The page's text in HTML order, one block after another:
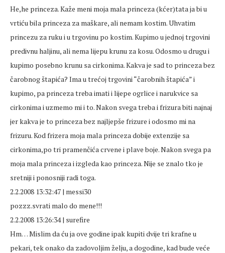
He,he princeza. Kaže meni moja mala princeza (kćer)tata ja bi u
vrtiću bila princeza za maškare, ali nemam kostim. Uhvatim
princezu za ruku i u trgovinu po kostim. Kupimo u jednoj trgovini
predivnu haljinu, ali nema lijepu krunu za kosu. Odosmo u drugu i
kupimo posebno krunu sa cirkonima. Kakva je sad to princeza bez
čarobnog štapića? Ima u trećoj trgovini “čarobnih štapića” i
kupimo, pa princeza treba imati i lijepe ogrlice i narukvice sa
cirkonima i uzmemo mi i to. Nakon svega treba i frizura biti najnaj
jer kakva je to princeza bez najljepše frizure i odosmo mi na
frizuru. Kod frizera moja mala princeza dobije extenzije sa
cirkonima,po tri pramenčića crvene i plave boje. Nakon svega pa
moja mala princeza i izgleda kao princeza. Nije se znalo tko je
sretniji i ponosniji radi toga.
2.2.2008 13:32:47 | messi30
pozzz.svrati malo do mene!!!
2.2.2008 13:26:34 | surefire
Hm… Mislim da ću ja ove godine ipak kupiti dvije tri krafne u
pekari, tek onako da zadovoljim želju, a dogodine, kad bude veće